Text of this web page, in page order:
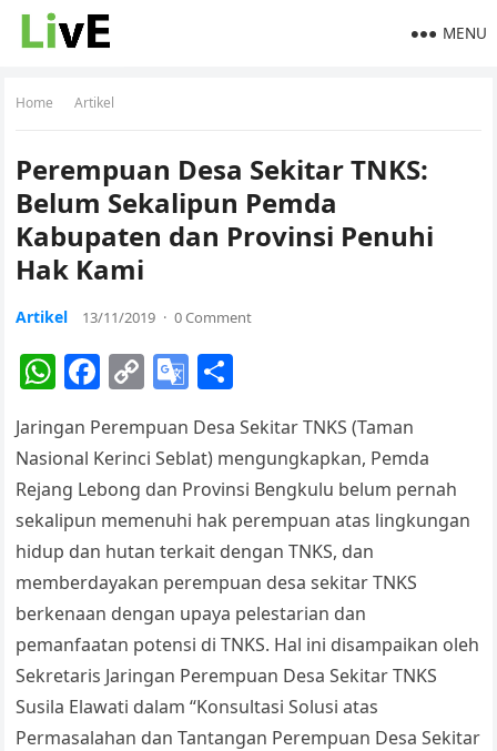
MENU
Home Artikel
Perempuan Desa Sekitar TNKS:
Belum Sekalipun Pemda
Kabupaten dan Provinsi Penuhi
Hak Kami
Artikel 13/11/2019 · 0 Comment
W
at
s
A
p
p
F
c
e
b
o
o
k
C
p
y
Li
n
k
G
o
gl
e
Tr
a
n
sl
at
e
ar
e
Jaringan Perempuan Desa Sekitar TNKS (Taman
Nasional Kerinci Seblat) mengungkapkan, Pemda
Rejang Lebong dan Provinsi Bengkulu belum pernah
sekalipun memenuhi hak perempuan atas lingkungan
hidup dan hutan terkait dengan TNKS, dan
memberdayakan perempuan desa sekitar TNKS
berkenaan dengan upaya pelestarian dan
pemanfaatan potensi di TNKS. Hal ini disampaikan oleh
Sekretaris Jaringan Perempuan Desa Sekitar TNKS
Susila Elawati dalam “Konsultasi Solusi atas
Permasalahan dan Tantangan Perempuan Desa Sekitar